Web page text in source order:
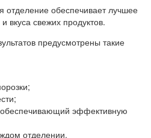
отделение обеспечивает лучшее
вкуса свежих продуктов.
предусмотрены такие
эффективную
отделении.